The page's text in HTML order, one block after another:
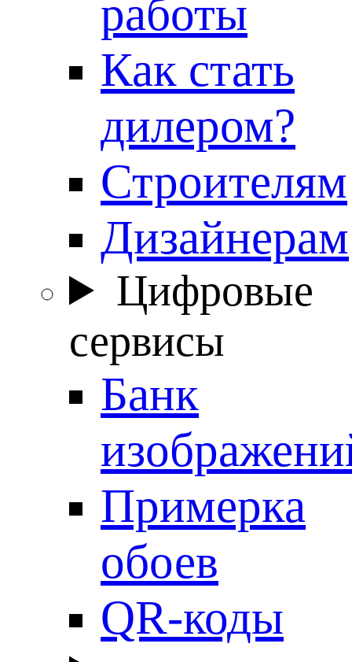
работы
Как стать
дилером?
Строителям
Дизайнерам
Цифровые
сервисы
Банк
Примерка
обоев
QR-коды